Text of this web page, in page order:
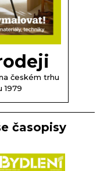
českém trhu
1979
časopisy